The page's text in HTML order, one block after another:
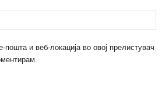
пошта и веб-локација во овој прелистувач